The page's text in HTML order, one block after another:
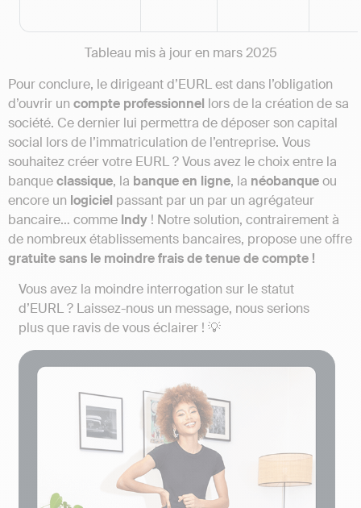
Tableau mis à jour en mars 2025
Pour conclure, le dirigeant d’EURL est dans l’obligation
d’ouvrir un compte professionnel lors de la création de sa
société. Ce dernier lui permettra de déposer son capital
social lors de l’immatriculation de l’entreprise. Vous
souhaitez créer votre EURL ? Vous avez le choix entre la
banqueclassique, la banque en ligne, la néobanqueou
encore un logiciel passant par un par un agrégateur
bancaire… comme Indy ! Notre solution, contrairement à
de nombreux établissements bancaires, propose une offre
gratuite sans le moindre frais de tenue de compte !
Vous avez la moindre interrogation sur le statut
d’EURL ? Laissez-nous un message, nous serions
plus que ravis de vous éclairer ! 💡